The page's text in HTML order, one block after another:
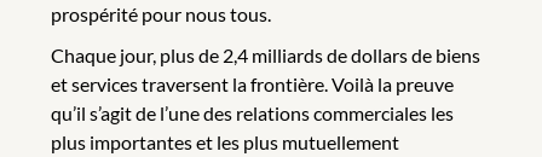
prospérité pour nous tous.
Chaque jour, plus de 2,4 milliards de dollars de biens
et services traversent la frontière. Voilà la preuve
qu’il s’agit de l’une des relations commerciales les
plus importantes et les plus mutuellement